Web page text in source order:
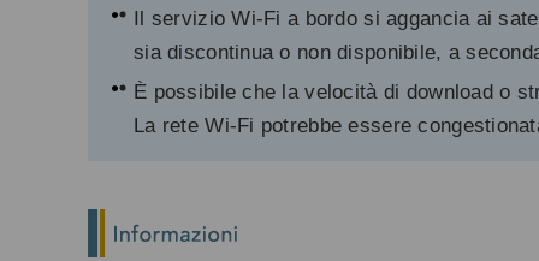
Il servizio Wi-Fi a bordo si aggancia ai
sia discontinua o non disponibile, a
È possibile che la velocità di download o
La rete Wi-Fi potrebbe essere